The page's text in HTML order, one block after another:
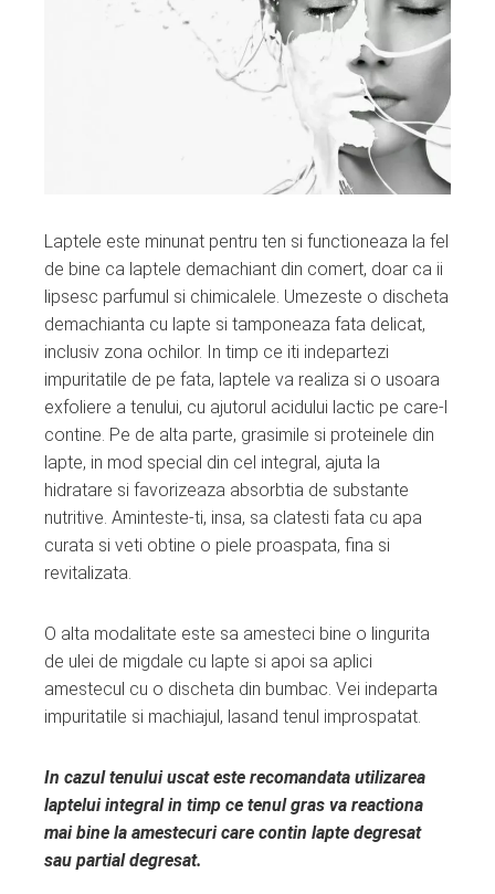
Laptele este minunat pentru ten si functioneaza la fel
de bine ca laptele demachiant din comert, doar ca ii
lipsesc parfumul si chimicalele. Umezeste o discheta
demachianta cu lapte si tamponeaza fata delicat,
inclusiv zona ochilor. In timp ce iti indepartezi
impuritatile de pe fata, laptele va realiza si o usoara
exfoliere a tenului, cu ajutorul acidului lactic pe care-l
contine. Pe de alta parte, grasimile si proteinele din
lapte, in mod special din cel integral, ajuta la
hidratare si favorizeaza absorbtia de substante
nutritive. Aminteste-ti, insa, sa clatesti fata cu apa
curata si veti obtine o piele proaspata, fina si
revitalizata.
O alta modalitate este sa amesteci bine o lingurita
de ulei de migdale cu lapte si apoi sa aplici
amestecul cu o discheta din bumbac. Vei indeparta
impuritatile si machiajul, lasand tenul improspatat.
In cazul tenului uscat este recomandata utilizarea
laptelui integral in timp ce tenul gras va reactiona
mai bine la amestecuri care contin lapte degresat
sau partial degresat.